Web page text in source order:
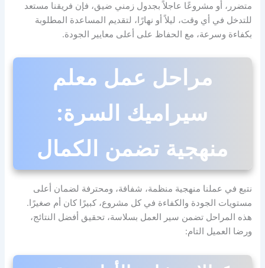
متضرر، أو مشروعًا عاجلاً بجدول زمني ضيق، فإن فريقنا مستعد
للتدخل في أي وقت، ليلاً أو نهارًا، لتقديم المساعدة المطلوبة
بكفاءة وسرعة، مع الحفاظ على أعلى معايير الجودة.
مراحل عمل معلم
سيراميك السرة:
منهجية تضمن الكمال
نتبع في عملنا منهجية منظمة، شفافة، ومحترفة لضمان أعلى
مستويات الجودة والكفاءة في كل مشروع، كبيرًا كان أم صغيرًا.
هذه المراحل تضمن سير العمل بسلاسة، تحقيق أفضل النتائج،
ورضا العميل التام: